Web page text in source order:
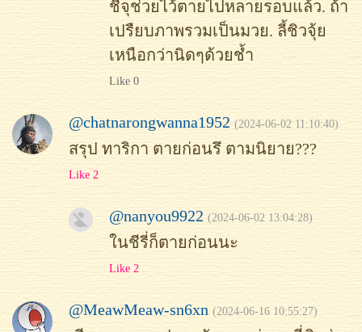
ชีจุช่วยไว้ตายไปหลายรอบแล้ว. ถ้า
เปรืยบภาพรวมเป็นมวย. ลี้ชิวจุ้ย
เหนือกว่านิดๆด้วยช้ำ
Like 0
@chatnarongwanna1952 (2024-06-02 11:10:40)
สรุป ทาริกา ตายก่อนรึ ตามนิยาย???
Like 2
@nanyou9922 (2024-06-02 13:04:28)
ในชีรี่ก็ตายก่อนนะ
Like 2
@MeawMeaw-sn6xn (2024-06-16 10:55:27)